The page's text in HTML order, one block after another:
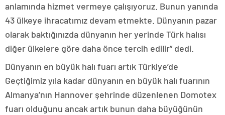
anlamında hizmet vermeye çalışıyoruz. Bunun yanında
43 ülkeye ihracatımız devam etmekte. Dünyanın pazar
olarak baktığınızda dünyanın her yerinde Türk halısı
diğer ülkelere göre daha önce tercih edilir” dedi.
Dünyanın en büyük halı fuarı artık Türkiye’de
Geçtiğimiz yıla kadar dünyanın en büyük halı fuarının
Almanya’nın Hannover şehrinde düzenlenen Domotex
fuarı olduğunu ancak artık bunun daha büyüğünün